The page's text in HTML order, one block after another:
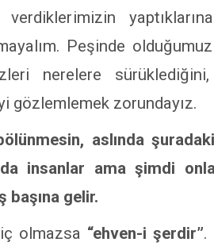
Peşinde
nerelere
gözlemlemek zorundayız.
aslında
insanlar ama şimdi
gelir.
olmazsa “ehven-i şerdir”.